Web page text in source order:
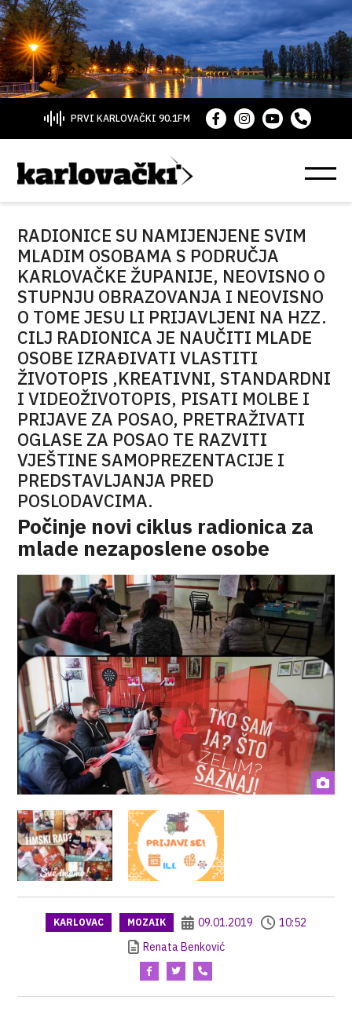
PRVI KARLOVAČKI 90.1FM
RADIONICE SU NAMIJENJENE SVIM
MLADIM OSOBAMA S PODRUČJA
KARLOVAČKE ŽUPANIJE, NEOVISNO O
STUPNJU OBRAZOVANJA I NEOVISNO
O TOME JESU LI PRIJAVLJENI NA HZZ.
CILJ RADIONICA JE NAUČITI MLADE
OSOBE IZRAĐIVATI VLASTITI
ŽIVOTOPIS ,KREATIVNI, STANDARDNI
I VIDEOŽIVOTOPIS, PISATI MOLBE I
PRIJAVE ZA POSAO, PRETRAŽIVATI
OGLASE ZA POSAO TE RAZVITI
VJEŠTINE SAMOPREZENTACIJE I
PREDSTAVLJANJA PRED
POSLODAVCIMA.
Počinje novi ciklus radionica za
mlade nezaposlene osobe
KARLOVAC MOZAIK 09.01.2019
10:52
Renata Benković